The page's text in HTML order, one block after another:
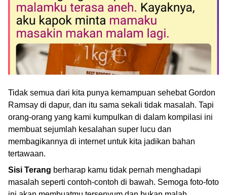
Tidak semua dari kita punya kemampuan sehebat Gordon
Ramsay di dapur, dan itu sama sekali tidak masalah. Tapi
orang-orang yang kami kumpulkan di dalam kompilasi ini
membuat sejumlah kesalahan super lucu dan
membagikannya di internet untuk kita jadikan bahan
tertawaan.
Sisi Terang berharap kamu tidak pernah menghadapi
masalah seperti contoh-contoh di bawah. Semoga foto-foto